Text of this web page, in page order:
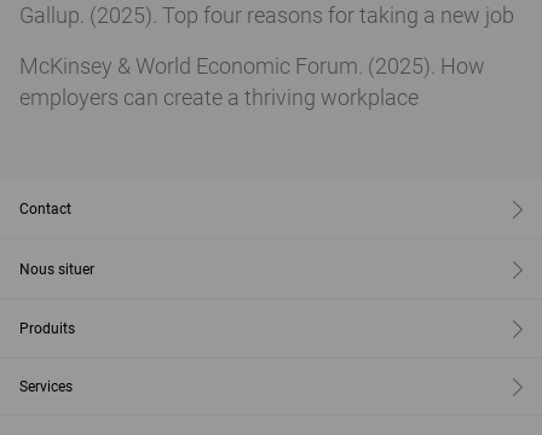
Gallup. (2025). Top four reasons for taking a new job
McKinsey & World Economic Forum. (2025). How
employers can create a thriving workplace
Contact
Nous situer
Produits
Services